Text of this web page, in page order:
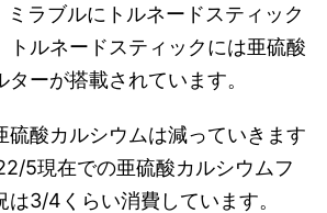
ミラブルにトルネードスティック
トルネードスティックには亜硫酸
ーが搭載されています。
硫酸カルシウムは減っていきます
5現在での亜硫酸カルシウムフ
は3/4くらい消費しています。